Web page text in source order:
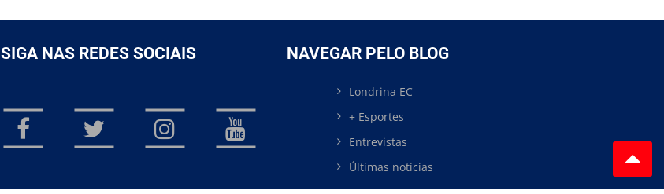
SIGA NAS REDES SOCIAIS NAVEGAR PELO BLOG
Londrina EC
+ Esportes
Entrevistas
Últimas notícias